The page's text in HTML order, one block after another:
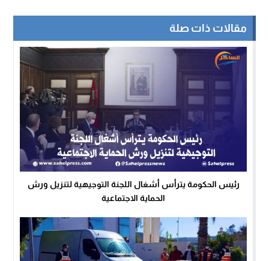
مقالات ذات صلة
رئيس الحكومة يترأس أشغال اللجنة التوجيهية لتنزيل ورش
الحماية الاجتماعية